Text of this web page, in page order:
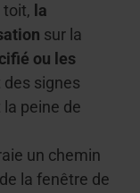
toit, la
sur la
ou les
signes
peine de
un chemin
la fenêtre de